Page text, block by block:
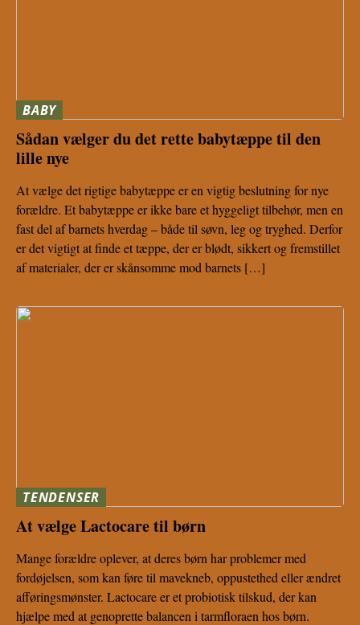
BABY
Sådan vælger du det rette babytæppe til den
lille nye
At vælge det rigtige babytæppe er en vigtig beslutning for nye
forældre. Et babytæppe er ikke bare et hyggeligt tilbehør, men en
fast del af barnets hverdag – både til søvn, leg og tryghed. Derfor
er det vigtigt at finde et tæppe, der er blødt, sikkert og fremstillet
af materialer, der er skånsomme mod barnets […]
TENDENSER
At vælge Lactocare til børn
Mange forældre oplever, at deres børn har problemer med
fordøjelsen, som kan føre til mavekneb, oppustethed eller ændret
afføringsmønster. Lactocare er et probiotisk tilskud, der kan
hjælpe med at genoprette balancen i tarmfloraen hos børn.